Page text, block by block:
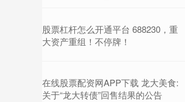
股票杠杆怎么开通平台 688230，重
大资产重组！不停牌！
在线股票配资网APP下载 龙大美食:
关于“龙大转债”回售结果的公告